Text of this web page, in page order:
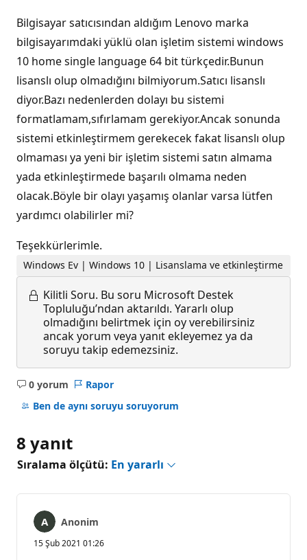
Bilgisayar satıcısından aldığım Lenovo marka
bilgisayarımdaki yüklü olan işletim sistemi windows
10 home single language 64 bit türkçedir.Bunun
lisanslı olup olmadığını bilmiyorum.Satıcı lisanslı
diyor.Bazı nedenlerden dolayı bu sistemi
formatlamam,sıfırlamam gerekiyor.Ancak sonunda
sistemi etkinleştirmem gerekecek fakat lisanslı olup
olmaması ya yeni bir işletim sistemi satın almama
yada etkinleştirmede başarılı olmama neden
olacak.Böyle bir olayı yaşamış olanlar varsa lütfen
yardımcı olabilirler mi?
Teşekkürlerimle.
Windows Ev | Windows 10 | Lisanslama ve etkinleştirme
Kilitli Soru. Bu soru Microsoft Destek
Topluluğu’ndan aktarıldı. Yararlı olup
olmadığını belirtmek için oy verebilirsiniz
ancak yorum veya yanıt ekleyemez ya da
soruyu takip edemezsiniz.
0 yorum
Açıklama
yok
Rapor
Ben de aynı soruyu soruyorum
8 yanıt
Sıralama ölçütü: En yararlı
Anonim
15 Şub 2021 01:26